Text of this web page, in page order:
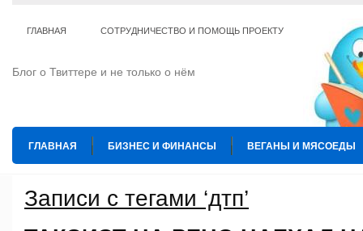
ГЛАВНАЯ СОТРУДНИЧЕСТВО И ПОМОЩЬ ПРОЕКТУ
Блог о Твиттере и не только о нём
ГЛАВНАЯ БИЗНЕС И ФИНАНСЫ ВЕГАНЫ И МЯСОЕДЫ
Записи с тегами ‘дтп’